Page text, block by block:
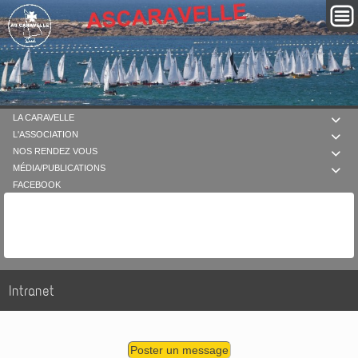

LA CARAVELLE

L'ASSOCIATION

NOS RENDEZ VOUS

MÉDIA/PUBLICATIONS
FACEBOOK
Intranet
Poster un message